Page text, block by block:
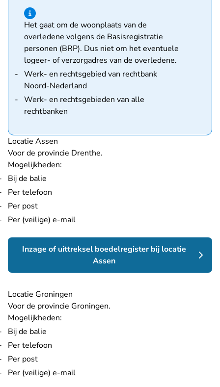
Hint van type informatie
Het gaat om de woonplaats van de
overledene volgens de Basisregistratie
personen (BRP). Dus niet om het eventuele
logeer- of verzorgadres van de overledene.
Werk- en rechtsgebied van rechtbank
Noord-Nederland
Werk- en rechtsgebieden van alle
rechtbanken
Locatie Assen
Voor de provincie Drenthe.
Mogelijkheden:
Bij de balie
Per telefoon
Per post
Per (veilige) e-mail
Inzage of uittreksel boedelregister bij locatie
Assen
Locatie Groningen
Voor de provincie Groningen.
Mogelijkheden:
Bij de balie
Per telefoon
Per post
Per (veilige) e-mail